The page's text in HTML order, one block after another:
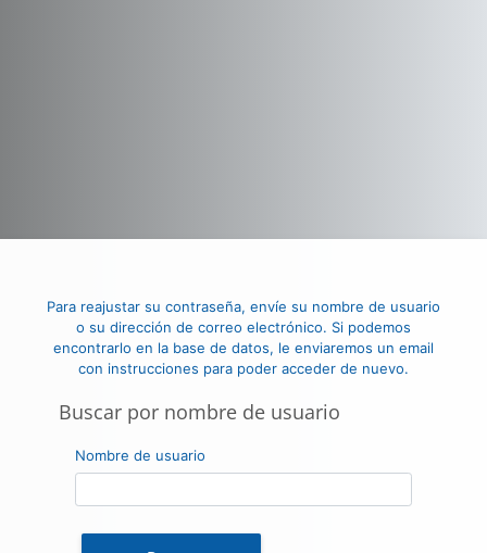
Para reajustar su contraseña, envíe su nombre de usuario
o su dirección de correo electrónico. Si podemos
encontrarlo en la base de datos, le enviaremos un email
con instrucciones para poder acceder de nuevo.
Buscar por nombre de usuario
Buscar por nombre de usuario
Nombre de usuario